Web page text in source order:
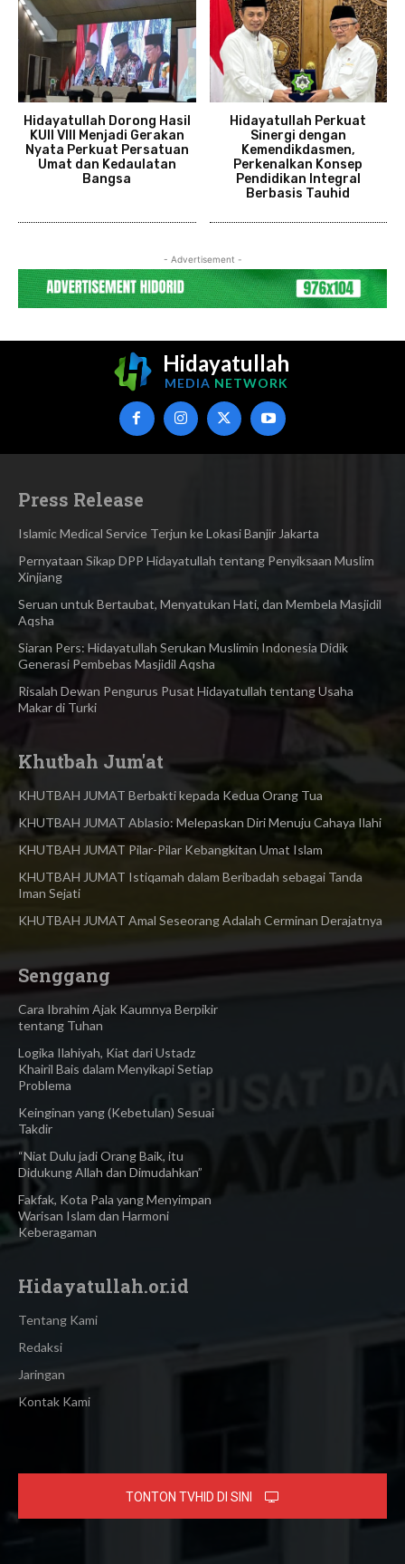
Hidayatullah Dorong Hasil
KUII VIII Menjadi Gerakan
Nyata Perkuat Persatuan
Umat dan Kedaulatan
Bangsa
Hidayatullah Perkuat
Sinergi dengan
Kemendikdasmen,
Perkenalkan Konsep
Pendidikan Integral
Berbasis Tauhid
- Advertisement -
Hidayatullah
MEDIA NETWORK
Press Release
Islamic Medical Service Terjun ke Lokasi Banjir Jakarta
Pernyataan Sikap DPP Hidayatullah tentang Penyiksaan Muslim
Xinjiang
Seruan untuk Bertaubat, Menyatukan Hati, dan Membela Masjidil
Aqsha
Siaran Pers: Hidayatullah Serukan Muslimin Indonesia Didik
Generasi Pembebas Masjidil Aqsha
Risalah Dewan Pengurus Pusat Hidayatullah tentang Usaha
Makar di Turki
Khutbah Jum'at
KHUTBAH JUMAT Berbakti kepada Kedua Orang Tua
KHUTBAH JUMAT Ablasio: Melepaskan Diri Menuju Cahaya Ilahi
KHUTBAH JUMAT Pilar-Pilar Kebangkitan Umat Islam
KHUTBAH JUMAT Istiqamah dalam Beribadah sebagai Tanda
Iman Sejati
KHUTBAH JUMAT Amal Seseorang Adalah Cerminan Derajatnya
Senggang
Cara Ibrahim Ajak Kaumnya Berpikir
tentang Tuhan
Logika Ilahiyah, Kiat dari Ustadz
Khairil Bais dalam Menyikapi Setiap
Problema
Keinginan yang (Kebetulan) Sesuai
Takdir
“Niat Dulu jadi Orang Baik, itu
Didukung Allah dan Dimudahkan”
Fakfak, Kota Pala yang Menyimpan
Warisan Islam dan Harmoni
Keberagaman
Hidayatullah.or.id
Tentang Kami
Redaksi
Jaringan
Kontak Kami
TONTON TVHID DI SINI